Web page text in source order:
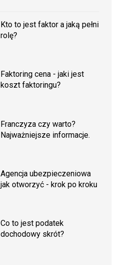
Kto to jest faktor a jaką pełni
rolę?
Faktoring cena - jaki jest
koszt faktoringu?
Franczyza czy warto?
Najważniejsze informacje.
Agencja ubezpieczeniowa
jak otworzyć - krok po kroku
Co to jest podatek
dochodowy skrót?